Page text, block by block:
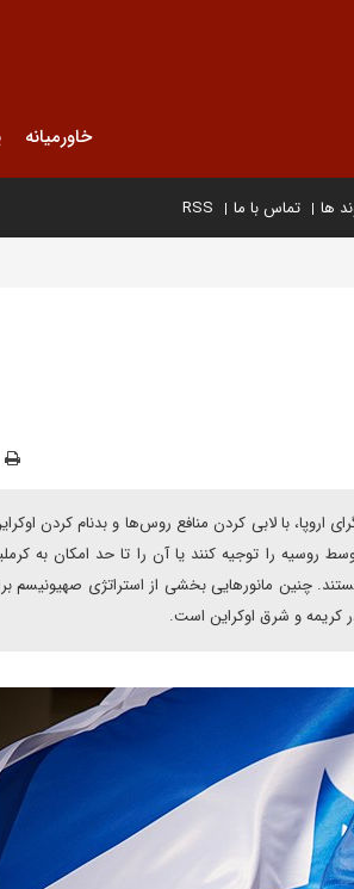
خاورمیانه
ها تماس با ما RSS
با لابی کردن منافع روس‌ها و بدنام کردن
روسیه را توجیه کنند یا آن را تا حد امکان به
چنین مانورهایی بخشی از استراتژی صهیونیسم
کریمه و شرق اوکراین است.